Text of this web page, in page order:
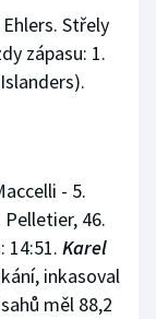
Střely
zápasu: 1.
- 5.
46.
14:51. Karel
inkasoval
měl 88,2